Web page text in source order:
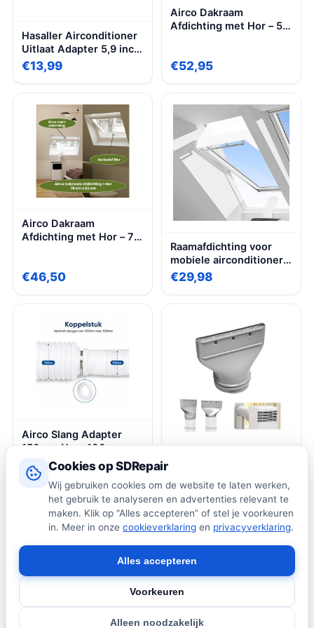
Cookies op SDRepair
Wij gebruiken cookies om de website te laten werken,
het gebruik te analyseren en advertenties relevant te
maken. Klik op “Alles accepteren” of stel je voorkeuren
in. Meer in onze cookieverklaring en privacyverklaring.
Alleen noodzakelijk
Voorkeuren
Alles accepteren
Hasaller Airconditioner
Uitlaat Adapter 5,9 inch
Airconditioner
Uitlaatslang Connector
Interface Draagbare
Airs Conditioners
Accessoires voor
Mobiele Airs
Conditioners Adapter
€13,99
Airco Dakraam
Afdichting met Hor – 55
(c06) – Airco Slang
Oplossing – Afdichting
Raamafdichtingskit
€52,95
Airco Dakraam
Afdichting met Hor – 78
Fakro/Optilight:
Oplossing – Afdichting
Raamafdichtingskit
€46,50
Raamafdichting voor
mobiele airconditioners,
dakramen,
warmeluchtstop voor
airconditioning,
afdichting, 230 cm x 2
€29,98
Airco Slang Adapter
150mm Naar 100mm
PVC – Airconditioning
Verloopstuk –
Afvoerslang Koppeling –
Ventilatie Adapter –
Mobiele Airco
Aansluiting –
Accessoire – Universele
Slangverbinder – 150 x
€24,95
Plat, Afvoerslang
Airconditioning Adapter
Vvoor Ramen,
Accessoires Voor
Afzuiging, Droger
(130/150mm)
€20,99